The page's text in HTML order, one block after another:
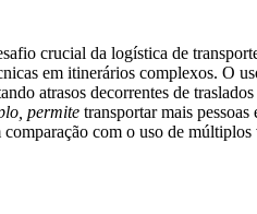
crucial da logística de
em itinerários complexos. O
atrasos decorrentes de
permite transportar mais
com o uso de múltiplos